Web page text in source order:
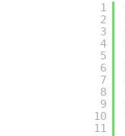
1
2
3
4
5
6
7
8
9
10
11